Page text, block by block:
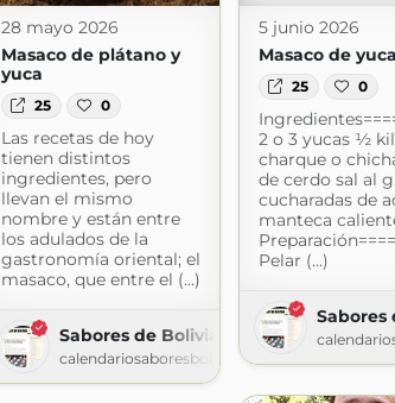
28 mayo 2026
Masaco de plátano y
yuca
25 0
Las recetas de hoy
tienen distintos
ingredientes, pero
llevan el mismo
nombre y están entre
los adulados de la
gastronomía oriental; el
masaco, que entre el (...)
Sabores de Bolivia » Receta
calendariosaboresbolivia.com
5 junio 2026
Masaco de yuca
25 0
2 o 3 yucas ½
charque o
de cerdo sal al
cucharadas de
manteca
Pelar (...)
Sabores